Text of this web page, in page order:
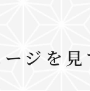
ージを